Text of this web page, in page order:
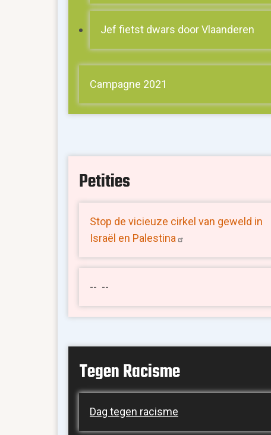
Jef fietst dwars door Vlaanderen
Campagne 2021
Petities
Stop de vicieuze cirkel van geweld in
Israël en Palestina
-- --
Tegen Racisme
Dag tegen racisme